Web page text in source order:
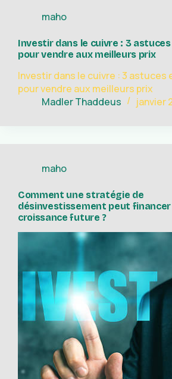
maho
Investir dans le cuivre : 3
pour vendre aux meilleurs prix
Investir dans le cuivre : 3 astuces
pour vendre aux meilleurs prix
Madler Thaddeus
janvier
maho
Comment une stratégie de
désinvestissement peut
croissance future ?